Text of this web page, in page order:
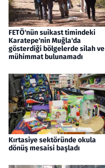
FETÖ'nün suikast timindeki
Karatepe'nin Muğla'da
gösterdiği bölgelerde silah ve
mühimmat bulunamadı
Kırtasiye sektöründe okula
dönüş mesaisi başladı